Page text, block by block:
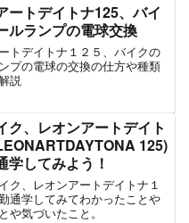
ートデイトナ125、バイ
ルランプの電球交換
トデイトナ１２５、バイクの
プの電球の交換の仕方や種類
説
ク、レオンアートデイト
125)
学してみよう！
ク、レオンアートデイトナ１
通学してみてわかったことや
や気づいたこと。